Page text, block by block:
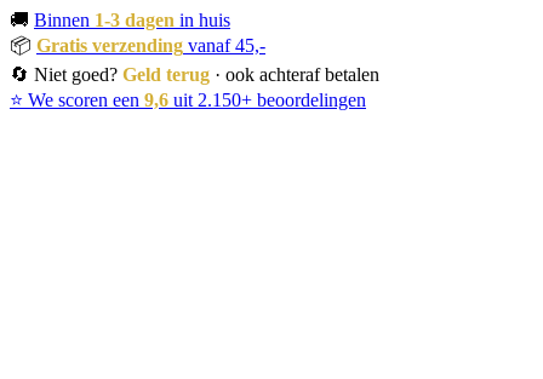
🚚 Binnen 1-3 dagen in huis
📦 Gratis verzending vanaf 45,-
🔄 Niet goed? Geld terug · ook achteraf betalen
⭐ We scoren een 9,6 uit 2.150+ beoordelingen